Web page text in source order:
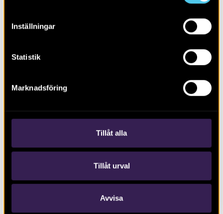
Inställningar
Statistik
Marknadsföring
Tillåt alla
Tillåt urval
Avvisa
RAPPORT 2022:72
Nya fornlämningar